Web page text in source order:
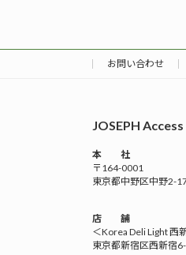
お問い合わせ
JOSEPH Access
本 社
〒164-0001
東京都中野区中野2-
店 舗
＜Korea Deli Light 西
東京都新宿区西新宿